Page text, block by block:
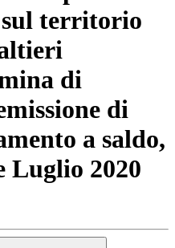
territorio
di
di
a saldo,
Luglio 2020